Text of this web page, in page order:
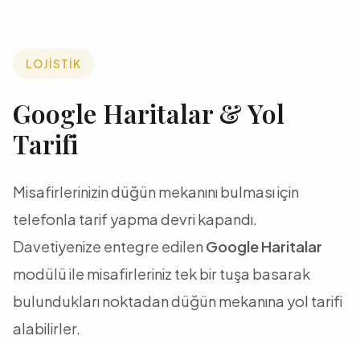
LOJİSTİK
Google Haritalar & Yol
Tarifi
Misafirlerinizin düğün mekanını bulması için
telefonla tarif yapma devri kapandı.
Davetiyenize entegre edilenGoogle Haritalar
modülü ile misafirleriniz tek bir tuşa basarak
bulundukları noktadan düğün mekanına yol tarifi
alabilirler.